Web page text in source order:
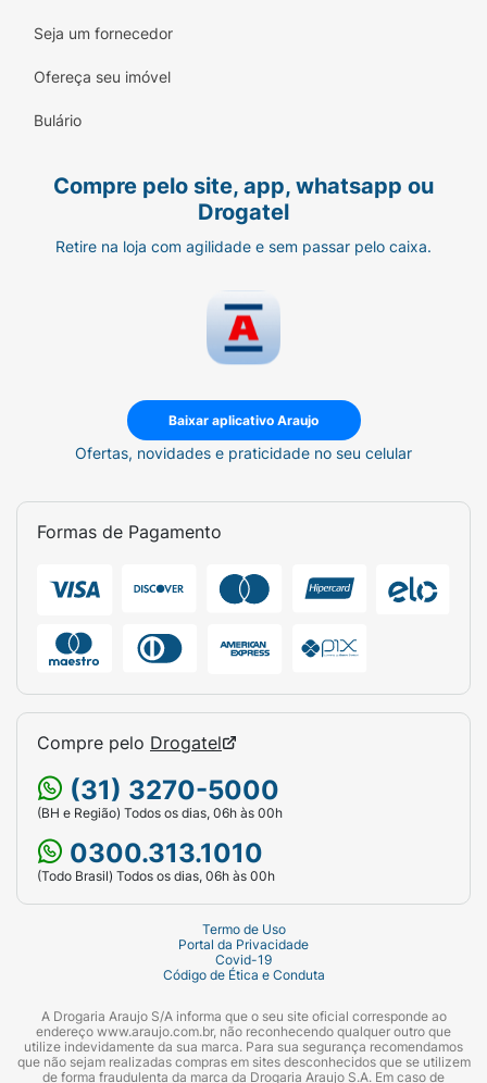
Seja um fornecedor
Ofereça seu imóvel
Bulário
Compre pelo site, app, whatsapp ou
Drogatel
Retire na loja com agilidade e sem passar pelo caixa.
Baixar aplicativo Araujo
Ofertas, novidades e praticidade no seu celular
Formas de Pagamento
Compre pelo Drogatel
(31) 3270-5000
(BH e Região) Todos os dias, 06h às 00h
0300.313.1010
(Todo Brasil) Todos os dias, 06h às 00h
Termo de Uso
Portal da Privacidade
Covid-19
Código de Ética e Conduta
A Drogaria Araujo S/A informa que o seu site oficial corresponde ao
endereço www.araujo.com.br, não reconhecendo qualquer outro que
utilize indevidamente da sua marca. Para sua segurança recomendamos
que não sejam realizadas compras em sites desconhecidos que se utilizem
de forma fraudulenta da marca da Drogaria Araujo S.A. Em caso de